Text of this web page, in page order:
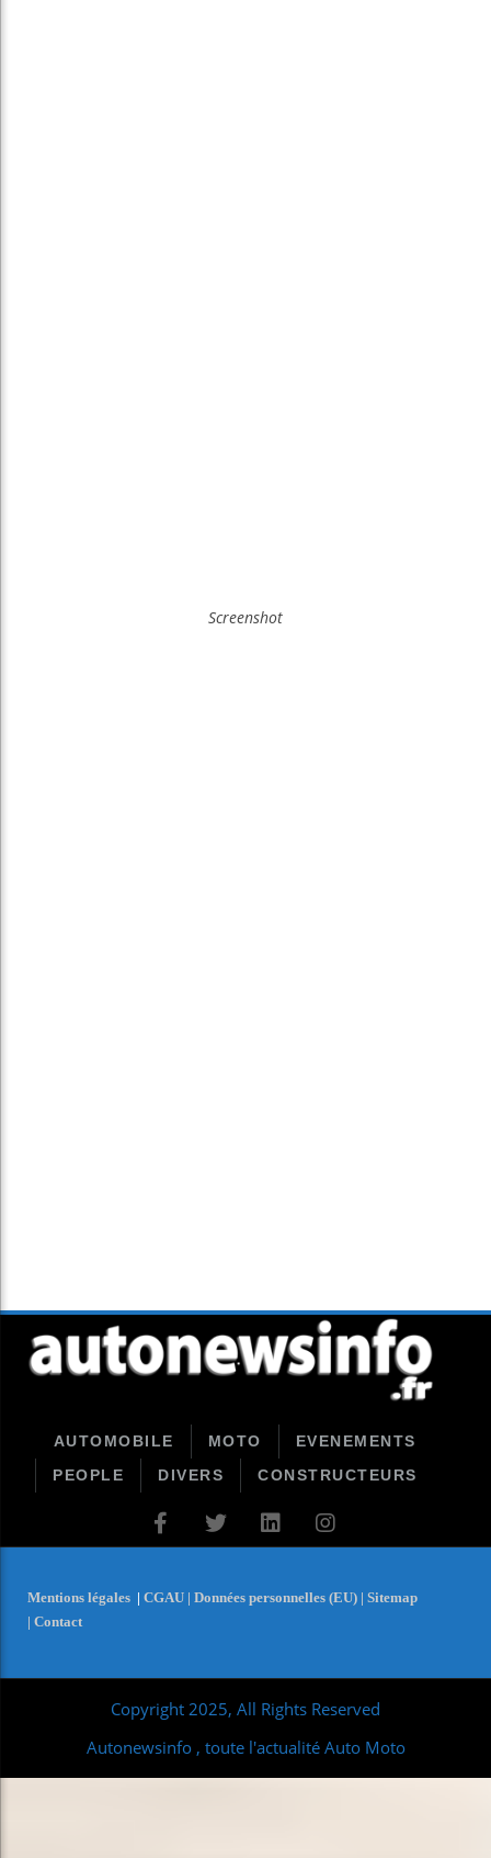
Screenshot
AUTOMOBILE MOTO
EVENEMENTS
PEOPLE
DIVERS CONSTRUCTEURS
Mentions légales | CGAU | Données personnelles (EU) | Sitemap
| Contact
Copyright 2025, All Rights Reserved
Autonewsinfo , toute l'actualité Auto Moto